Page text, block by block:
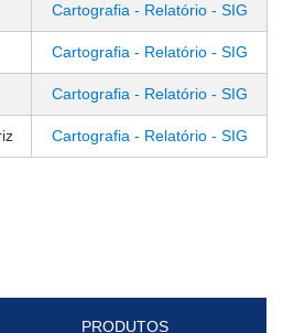
Cartografia - Relatório - SIG
Cartografia - Relatório - SIG
Cartografia - Relatório - SIG
Cartografia - Relatório - SIG
PRODUTOS